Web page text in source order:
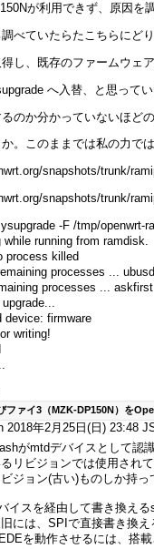
が利用できず、原因を
べていたらたこちらにど
し、既存のファームウェ
へ入替、と思って
のか分かっていないほど
。このままでは私の力で
snapshots/trunk/
snapshots/trunk/
-F /tmp/
running from ramdisk.
process killed
processes ...
processes ... askfirst
device: firmware
writing!
ファイ3（MZK-DP150N）を
2018年2月25日(日) 23:48
がmtdデバイスとして認
リビジョンでは使用され
ジョン(古い)ものしか持っ
イスを経由して書き換え
には、SPIで直接書き換
を動作させるには、搭